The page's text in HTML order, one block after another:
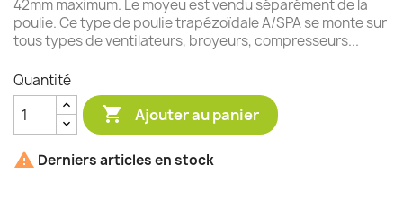
42mm maximum. Le moyeu est vendu séparément de la
poulie. Ce type de poulie trapézoïdale A/SPA se monte sur
tous types de ventilateurs, broyeurs, compresseurs...
Quantité
 Ajouter au panier
 Derniers articles en stock